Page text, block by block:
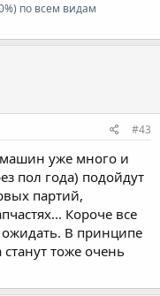
по всем видам
#43
машин уже много и
пол года) подойдут
партий,
Короче все
ожидать. В принципе
тоже очень